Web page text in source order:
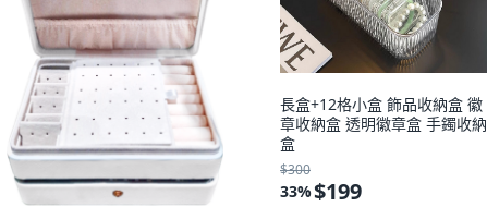
長盒+12格小盒 飾品收納盒 徽
章收納盒 透明徽章盒 手鐲收納
盒
$300
33%$199